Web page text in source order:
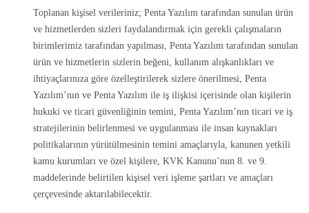
Toplanan kişisel verileriniz; Penta Yazılım tarafından sunulan ürün
ve hizmetlerden sizleri faydalandırmak için gerekli çalışmaların
birimlerimiz tarafından yapılması, Penta Yazılım tarafından sunulan
ürün ve hizmetlerin sizlerin beğeni, kullanım alışkanlıkları ve
ihtiyaçlarınıza göre özelleştirilerek sizlere önerilmesi, Penta
Yazılım’nın ve Penta Yazılım ile iş ilişkisi içerisinde olan kişilerin
hukuki ve ticari güvenliğinin temini, Penta Yazılım’nın ticari ve iş
stratejilerinin belirlenmesi ve uygulanması ile insan kaynakları
politikalarının yürütülmesinin temini amaçlarıyla, kanunen yetkili
kamu kurumları ve özel kişilere, KVK Kanunu’nun 8. ve 9.
maddelerinde belirtilen kişisel veri işleme şartları ve amaçları
çerçevesinde aktarılabilecektir.